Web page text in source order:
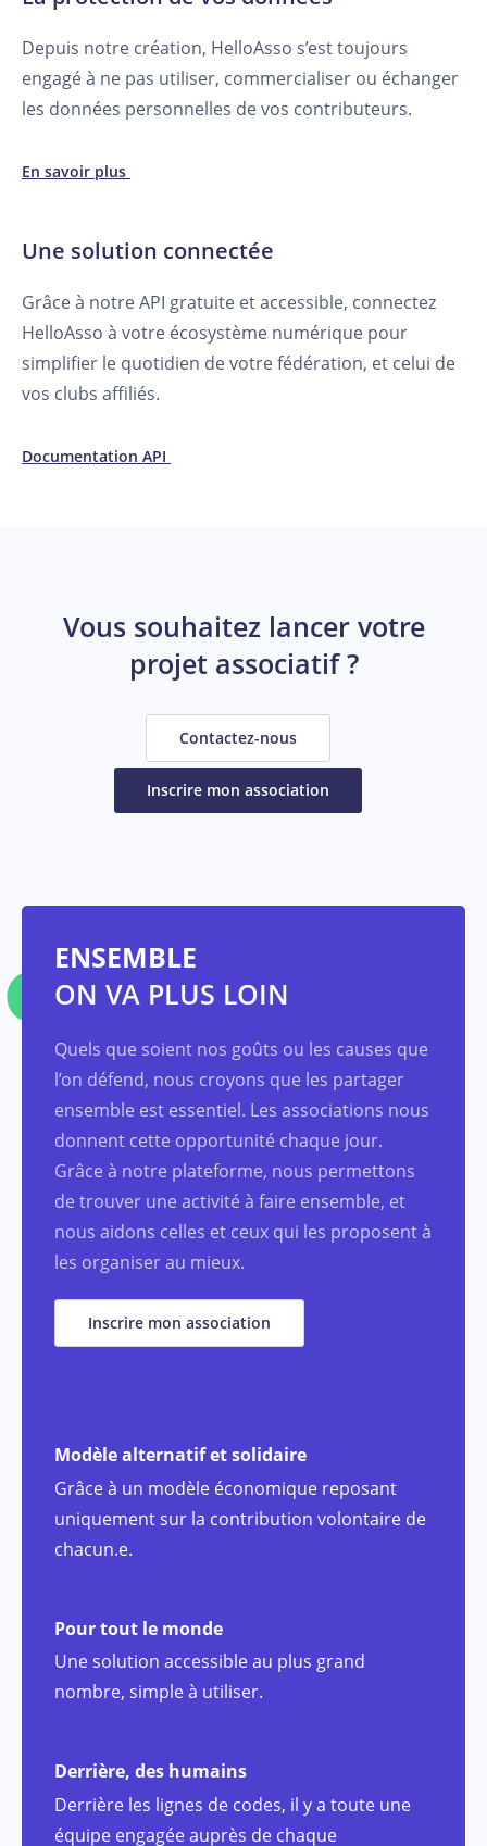
Depuis notre création, HelloAsso s’est toujours
engagé à ne pas utiliser, commercialiser ou échanger
les données personnelles de vos contributeurs.
En savoir plus
Une solution connectée
Grâce à notre API gratuite et accessible, connectez
HelloAsso à votre écosystème numérique pour
simplifier le quotidien de votre fédération, et celui de
vos clubs affiliés.
Documentation API
Vous souhaitez lancer votre
projet associatif ?
Contactez-nous
Inscrire mon association
ENSEMBLE
ON VA PLUS LOIN
Quels que soient nos goûts ou les causes que
l’on défend, nous croyons que les partager
ensemble est essentiel. Les associations nous
donnent cette opportunité chaque jour.
Grâce à notre plateforme, nous permettons
de trouver une activité à faire ensemble, et
nous aidons celles et ceux qui les proposent à
les organiser au mieux.
Inscrire mon association
Modèle alternatif et solidaire
Grâce à un modèle économique reposant
uniquement sur la contribution volontaire de
chacun.e.
Pour tout le monde
Une solution accessible au plus grand
nombre, simple à utiliser.
Derrière, des humains
Derrière les lignes de codes, il y a toute une
équipe engagée auprès de chaque